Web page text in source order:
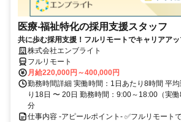
医療‧福祉特化の採用支援スタッフ
共に歩む採用支援！フルリモートでキャリアアッ
株式会社エンブライト
フルリモート
月給220,000円～400,000円
勤務時間詳細 実働時間：1日あたり8時間 平
り18日 〜 20日 勤務時間：9:00～18:00（実
分
仕事内容 -アピールポイント- ✅フルリモート